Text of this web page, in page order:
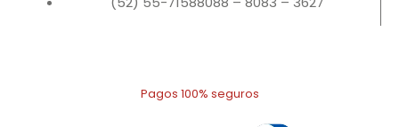
Pagos 100% seguros